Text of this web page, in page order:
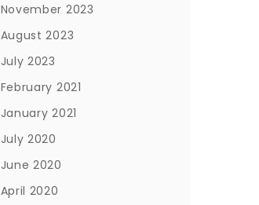
November 2023
August 2023
July 2023
February 2021
January 2021
July 2020
June 2020
April 2020